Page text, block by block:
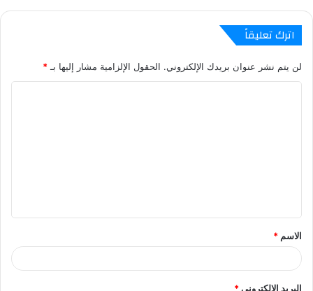
اترك تعليقاً
لن يتم نشر عنوان بريدك الإلكتروني. الحقول الإلزامية مشار إليها بـ*
ق
*
الاسم *
البريد الإلكتروني*